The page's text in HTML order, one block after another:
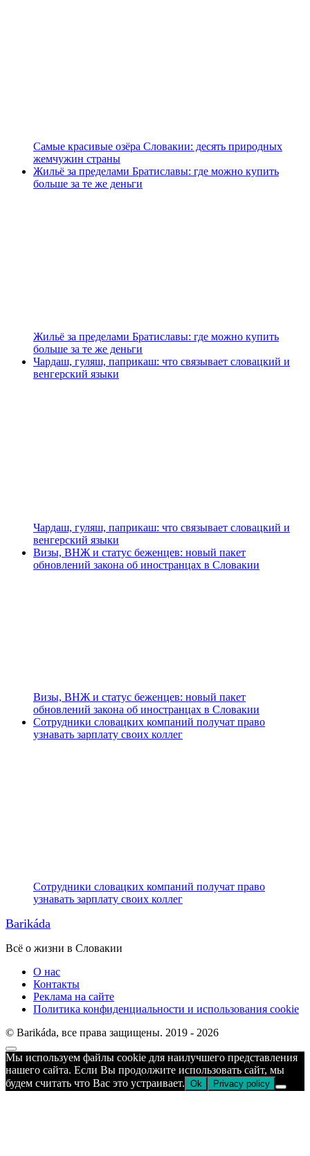
Самые красивые озёра Словакии: десять природных
жемчужин страны
Жильё за пределами Братиславы: где можно купить
больше за те же деньги
Жильё за пределами Братиславы: где можно купить
больше за те же деньги
Чардаш, гуляш, паприкаш: что связывает словацкий и
венгерский языки
Чардаш, гуляш, паприкаш: что связывает словацкий и
венгерский языки
Визы, ВНЖ и статус беженцев: новый пакет
обновлений закона об иностранцах в Словакии
Визы, ВНЖ и статус беженцев: новый пакет
обновлений закона об иностранцах в Словакии
Сотрудники словацких компаний получат право
узнавать зарплату своих коллег
Сотрудники словацких компаний получат право
узнавать зарплату своих коллег
Barikáda
Всё о жизни в Словакии
О нас
Контакты
Реклама на сайте
Политика конфиденциальности и использования cookie
© Barikáda, все права защищены. 2019 - 2026
Прокрутка
к
верху
Мы используем файлы cookie для наилучшего представления
нашего сайта. Если Вы продолжите использовать сайт, мы
будем считать что Вас это устраивает. Ok Privacy policy